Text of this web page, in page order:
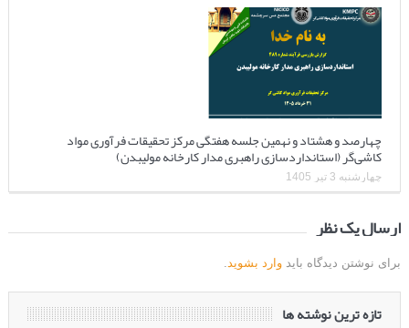
چهارصد و هشتاد و نهمین جلسه هفتگی مرکز تحقیقات فرآوری مواد
کاشی‌گر (استانداردسازی راهبری مدار کارخانه مولیبدن)
چهارشنبه 3 تیر 1405
ارسال یک نظر
برای نوشتن دیدگاه باید وارد بشوید
تازه ترین نوشته ها